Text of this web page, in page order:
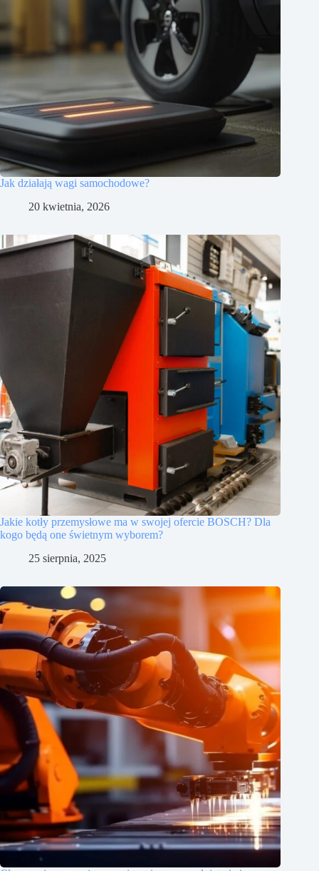
Jak działają wagi samochodowe?
20 kwietnia, 2026
Jakie kotły przemysłowe ma w swojej ofercie BOSCH? Dla
kogo będą one świetnym wyborem?
25 sierpnia, 2025